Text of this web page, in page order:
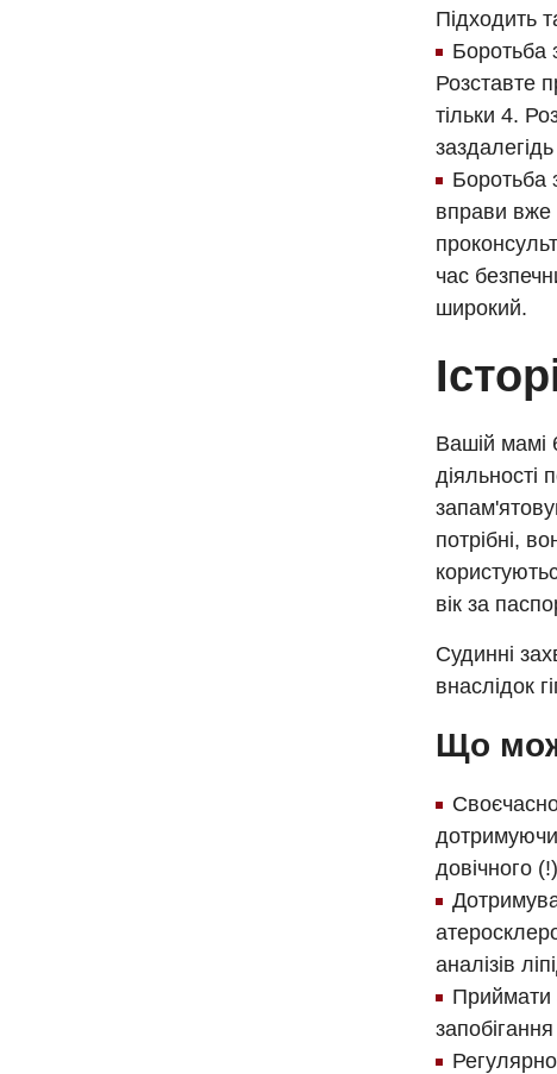
Підходить
Боротьба
Розставте
тільки 4.
Боротьба
вправи вже
час
широкий.
Вашій мамі
діяльності
потрібні,
вік за
Судинні
внаслідок
Що
довічного
аналізів
Приймати